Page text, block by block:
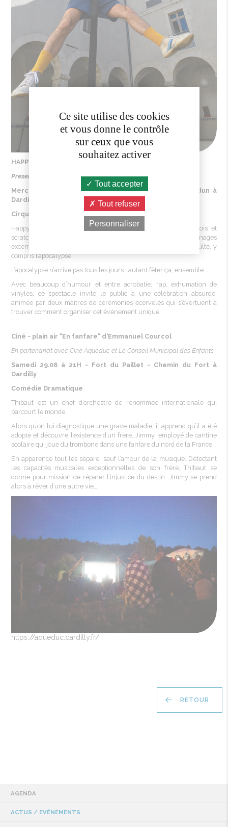
HAPPY APOCALYPSE TO YOU
Presenté par la Compagnie Les Enfants Sérieux
Mercredi 08.07 à 18H30 - Esplanade - Avenue de Verdun à
Dardilly
Cirque . Dès 6 ans
Happy Apocalypse to you c’est un duo de clown, mât chinois et
scratching (DJ) qui raconte l’histoire de deux personnages
excentriques et de leur inlassable optimisme face à toute difficulté, y
compris l’apocalypse.
L’apocalypse n’arrive pas tous les jours : autant fêter ça, ensemble.
Avec beaucoup d’humour et entre acrobatie, rap, exhumation de
vinyles, ce spectacle invite le public à une célébration absurde,
animée par deux maitres de cérémonies écervelés qui s’évertuent à
trouver comment organiser cet événement unique.
Ciné - plain air "En fanfare" d'Emmanuel Courcol
En partenariat avec Ciné Aqueduc et Le Conseil Municipal des Enfants
Samedi 29.08 à 21H - Fort du Paillet - Chemin du Fort à
Dardilly
Comédie Dramatique
Thibaut est un chef d’orchestre de renommée internationale qui
parcourt le monde.
Alors qu’on lui diagnostique une grave maladie, il apprend qu’il a été
adopté et découvre l’existence d’un frère, Jimmy, employé de cantine
scolaire qui joue du trombone dans une fanfare du nord de la France.
En apparence tout les sépare, sauf l’amour de la musique. Détectant
les capacités musicales exceptionnelles de son frère, Thibaut se
donne pour mission de réparer l’injustice du destin. Jimmy se prend
alors à rêver d’une autre vie…
https://aqueduc.dardilly.fr/
RETOUR
AGENDA
ACTUS / EVÉNEMENTS
Ce site utilise des cookies
et vous donne le contrôle
sur ceux que vous
souhaitez activer
Tout accepter
Tout refuser
Personnaliser